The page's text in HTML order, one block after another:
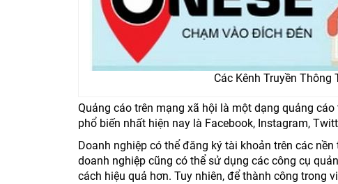
Các Kênh Truyền
Quảng cáo trên mạng xã hội là một dạng quảng
phổ biến nhất hiện nay là Facebook, Instagram,
Doanh nghiệp có thể đăng ký tài khoản trên các
doanh nghiệp cũng có thể sử dụng các công cụ
cách hiệu quả hơn. Tuy nhiên, để thành công trong